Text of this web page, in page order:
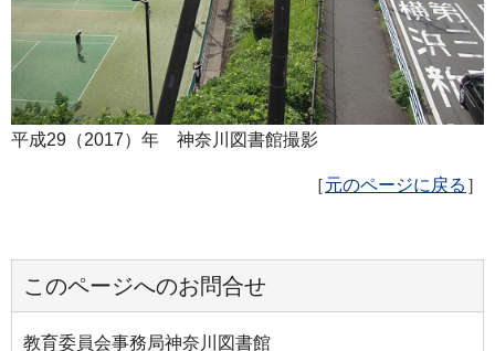
平成29（2017）年 神奈川図書館撮影
［元のページに戻る ］
このページへのお問合せ
教育委員会事務局神奈川図書館